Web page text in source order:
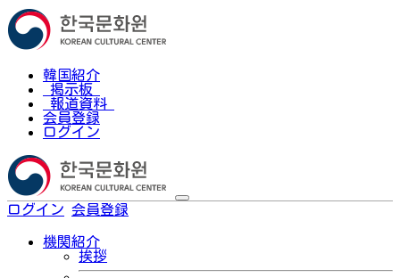
韓国紹介
掲示板
報道資料
会員登録
ログイン
ログイン 会員登録
機関紹介
挨拶